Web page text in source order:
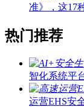
准》，这17
热门推荐
智化系统平
运营EHS安